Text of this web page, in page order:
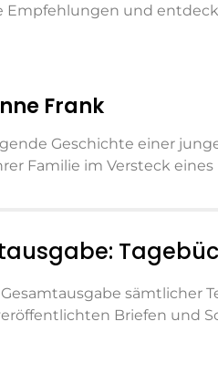
Empfehlungen und
Frank
Geschichte einer
Familie im Versteck
sämtlicher
Briefen und